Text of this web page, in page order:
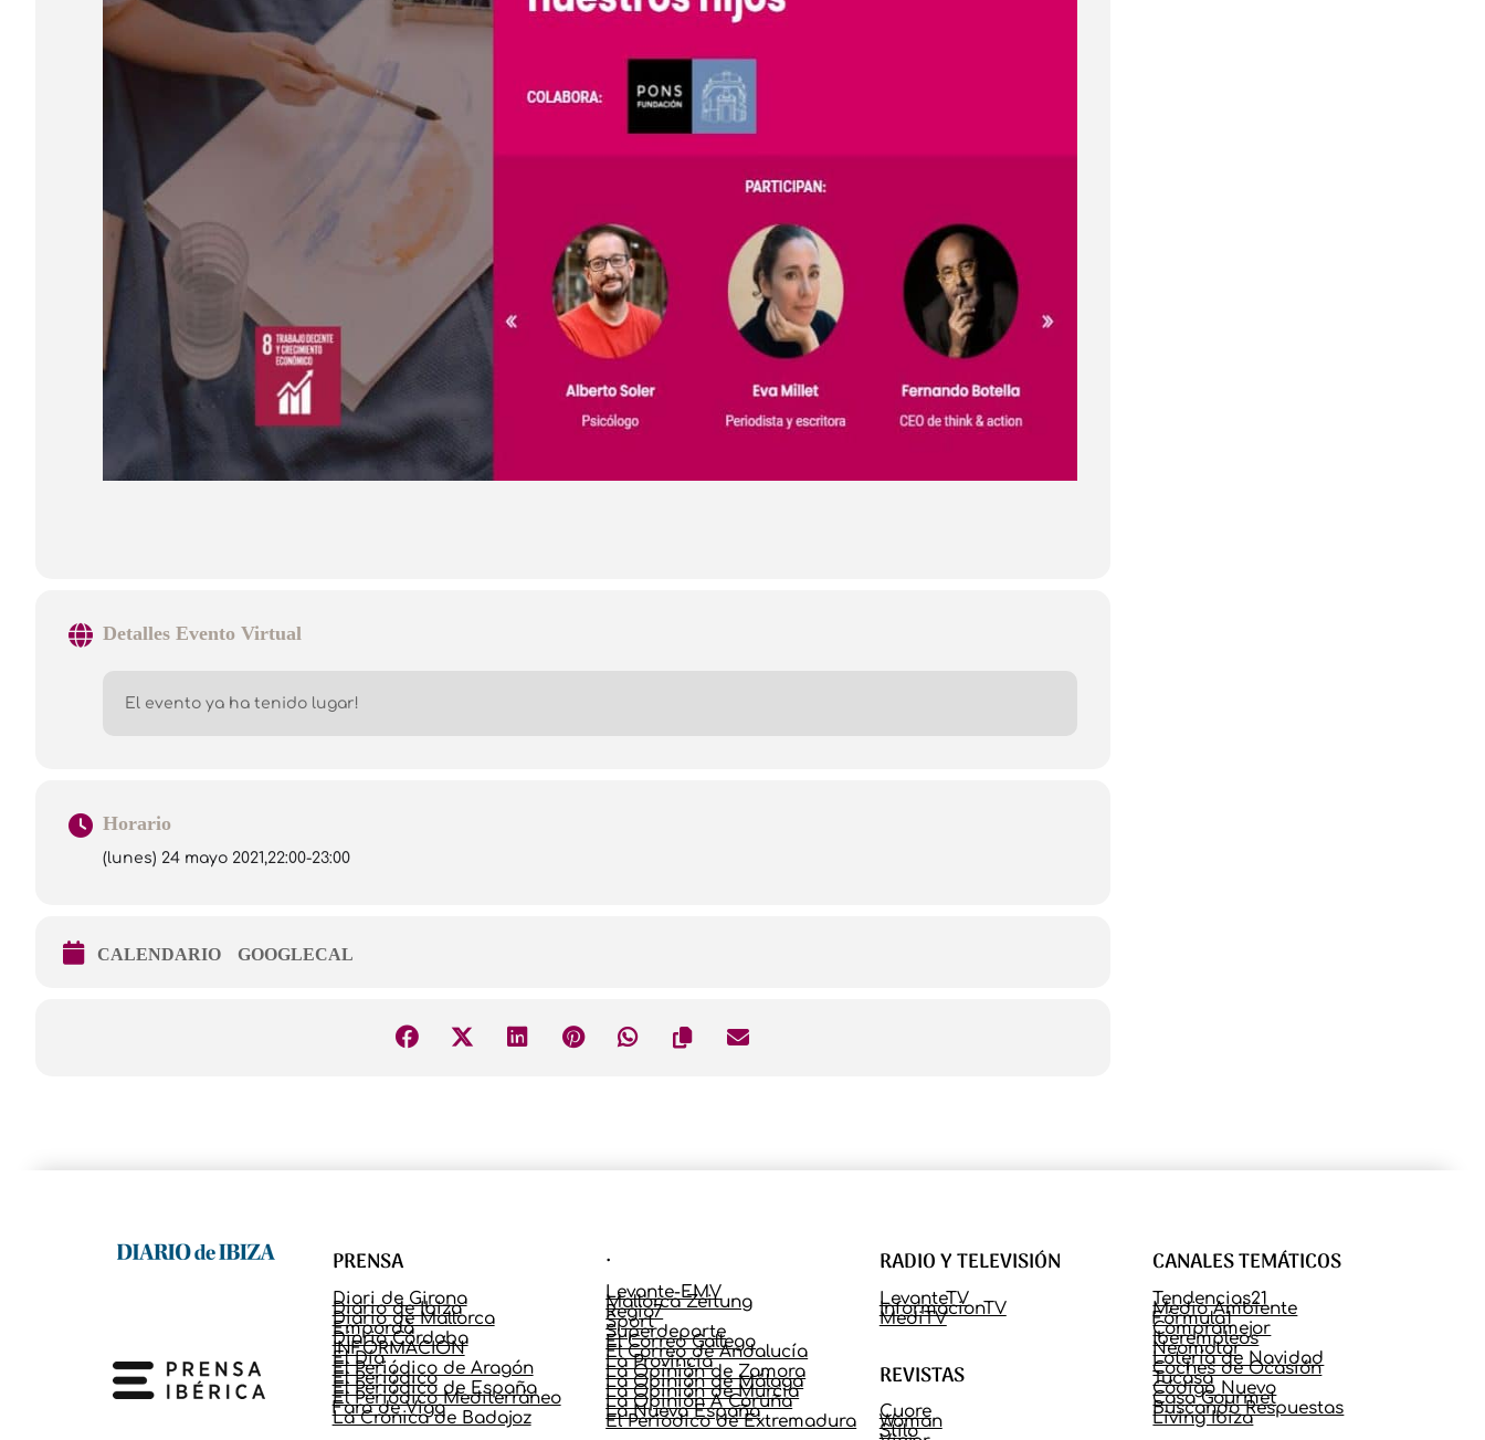
Detalles Evento Virtual
El evento ya ha tenido lugar!
Horario
(lunes) 24 mayo 2021,22:00-23:00
CALENDARIO GOOGLECAL
PRENSA
Diari de Girona
Diario de Ibiza
Diario de Mallorca
Empordà
Diario Córdoba
INFORMACIÓN
El Día
El Periódico de Aragón
El Periódico
El Periódico de España
El Periódico Mediterráneo
Faro de Vigo
La Crónica de Badajoz
.
Levante-EMV
Mallorca Zeitung
Regio7
Sport
Superdeporte
El Correo Gallego
El Correo de Andalucía
La Provincia
La Opinión de Zamora
La Opinión de Málaga
La Opinión de Murcia
La Opinión A Coruña
La Nueva España
El Periódico de Extremadura
RADIO Y TELEVISIÓN
LevanteTV
InformacionTV
MediTV
REVISTAS
Cuore
Woman
Stilo
CANALES TEMÁTICOS
Tendencias21
Medio Ambiente
Fórmula1
Compramejor
Iberempleos
Neomotor
Lotería de Navidad
Coches de Ocasión
Tucasa
Código Nuevo
Casa Gourmet
Buscando Respuestas
Living Ibiza